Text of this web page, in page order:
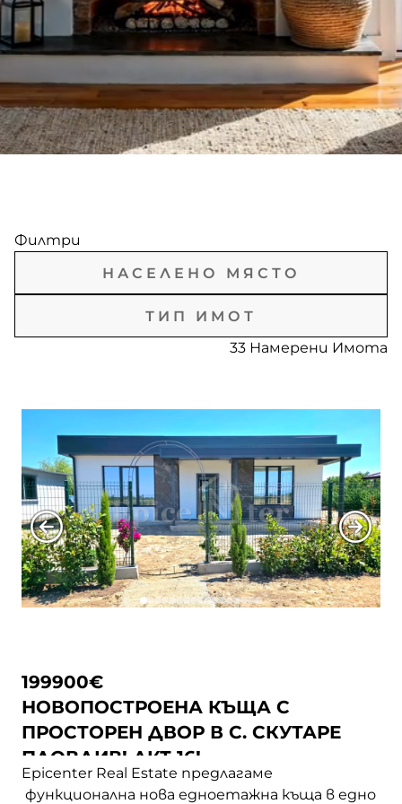
Филтри
Всички
гр. Годеч
гр. Костинброд
гр. Панагюрище
гр. Перник
гр. Радомир
гр. Созопол
Сгради
Апартаменти
Къщи
Всички Подтипове
33 Намерени Имота
199900€
НОВОПОСТРОЕНА КЪЩА С
ПРОСТОРЕН ДВОР В С. СКУТАРЕ
ПЛОВДИВ! АКТ 16!
Epicenter Real Estate предлагаме
функционална нова едноетажна къща в едно